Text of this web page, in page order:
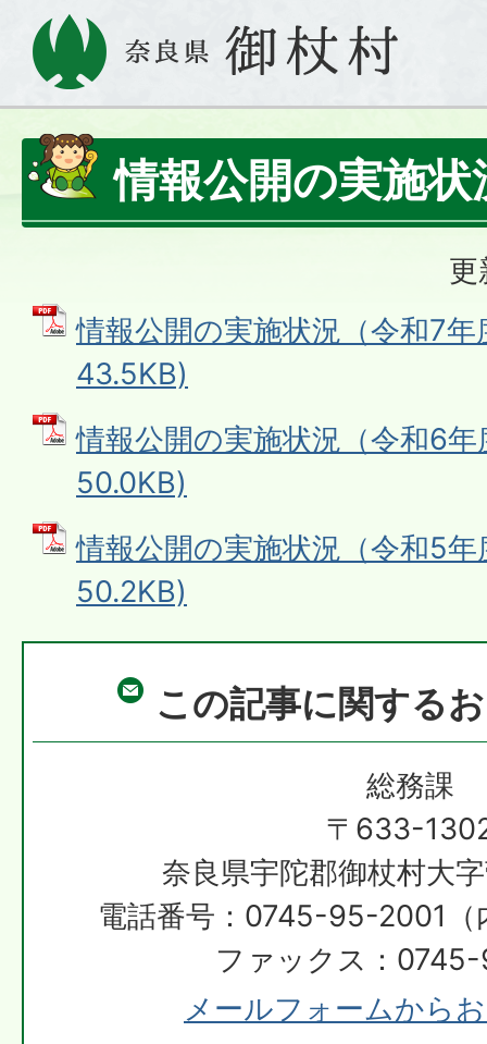
情報公開の実施状
更
情報公開の実施状況（令和7
43.5KB)
情報公開の実施状況（令和6
50.0KB)
情報公開の実施状況（令和5
50.2KB)
この記事に関する
総務課
〒633-
奈良県宇陀郡御杖村大
電話番号：0745-95-2001（
ファックス：
メールフォームから